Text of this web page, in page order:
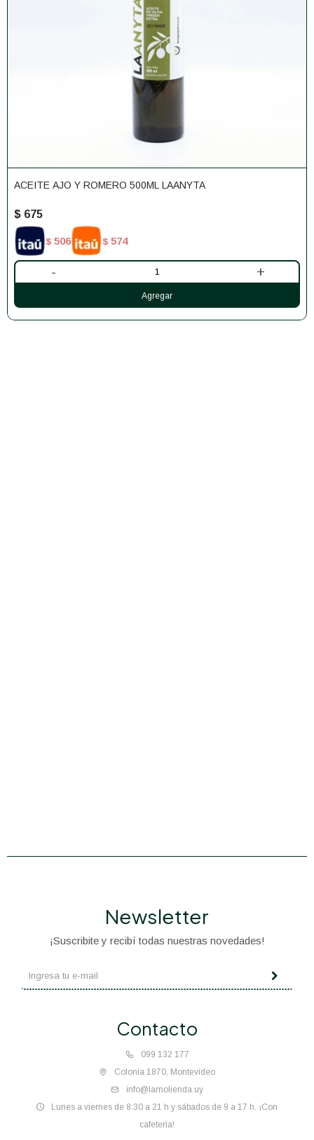
ACEITE AJO Y ROMERO 500ML LAANYTA
$ 675
$ 506 $ 574
- +
Contacto
099 132 177
Colonia 1870, Montevideo
info@lamolienda.uy
Lunes a viernes de 8:30 a 21 h y sábados de 9 a 17 h. ¡Con
cafetería!
Newsletter
¡Suscribite y recibí todas nuestras novedades!